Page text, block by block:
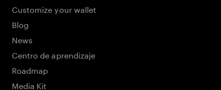
Customize your wallet
Blog
News
Centro de aprendizaje
Roadmap
Media Kit